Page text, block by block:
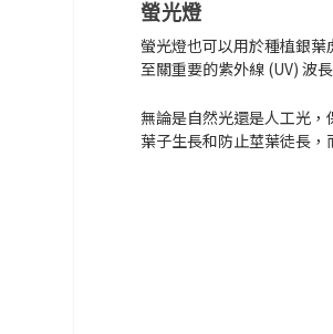
螢光燈
螢光燈也可以用於種植銀
至關重要的紫外線 (UV) 波長
無論是自然光還是人工光
葉子生長和防止莖葉徒長，